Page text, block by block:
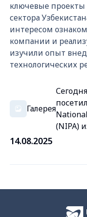
ключевые
сектора
интересом
компании и
изучили опыт
технологических
Галерея
(NIPA)
14.08.2025